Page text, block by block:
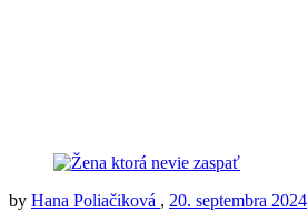
by Hana Poliačiková , 20. septembra 2024